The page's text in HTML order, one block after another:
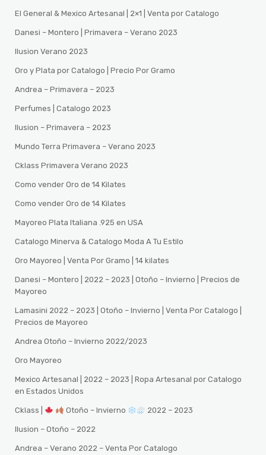
El General & Mexico Artesanal | 2×1 | Venta por Catalogo
Danesi – Montero | Primavera – Verano 2023
Ilusion Verano 2023
Oro y Plata por Catalogo | Precio Por Gramo
Andrea – Primavera – 2023
Perfumes | Catalogo 2023
Ilusion – Primavera – 2023
Mundo Terra Primavera – Verano 2023
Cklass Primavera Verano 2023
Como vender Oro de 14 Kilates
Como vender Oro de 14 Kilates
Mayoreo Plata Italiana .925 en USA
Catalogo Minerva & Catalogo Moda A Tu Estilo
Oro Mayoreo | Venta Por Gramo | 14 kilates
Danesi – Montero | 2022 – 2023 | Otoño – Invierno | Precios de
Mayoreo
Lamasini 2022 – 2023 | Otoño – Invierno | Venta Por Catalogo |
Precios de Mayoreo
Andrea Otoño – Invierno 2022/2023
Oro Mayoreo
Mexico Artesanal | 2022 – 2023 | Ropa Artesanal por Catalogo
en Estados Unidos
Cklass | Otoño – Invierno 2022 – 2023
Ilusion – Otoño – 2022
Andrea – Verano 2022 – Venta Por Catalogo